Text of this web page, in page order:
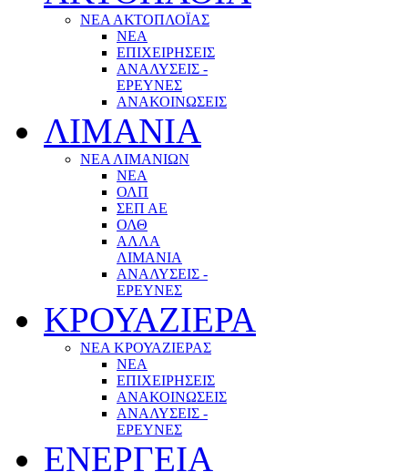
ΝΕΑ ΑΚΤΟΠΛΟΪΑΣ
ΝΕΑ
ΕΠΙΧΕΙΡΗΣΕΙΣ
ΑΝΑΛΥΣΕΙΣ -
ΕΡΕΥΝΕΣ
ΑΝΑΚΟΙΝΩΣΕΙΣ
ΛΙΜΑΝΙΑ
ΝΕΑ ΛΙΜΑΝΙΩΝ
ΝΕΑ
ΟΛΠ
ΣΕΠ ΑΕ
ΟΛΘ
ΑΛΛΑ
ΛΙΜΑΝΙΑ
ΑΝΑΛΥΣΕΙΣ -
ΕΡΕΥΝΕΣ
ΚΡΟΥΑΖΙΕΡΑ
ΝΕΑ ΚΡΟΥΑΖΙΕΡΑΣ
NEA
ΕΠΙΧΕΙΡΗΣΕΙΣ
ΑΝΑΚΟΙΝΩΣΕΙΣ
ΑΝΑΛΥΣΕΙΣ -
ΕΡΕΥΝΕΣ
ΕΝΕΡΓΕΙΑ